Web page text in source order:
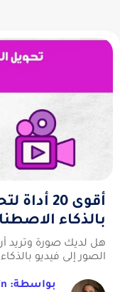
أقوى 20
بالذكاء
هل لديك صورة وتريد
الصور إلى فيديو
بواسطة: Snaptech Admin